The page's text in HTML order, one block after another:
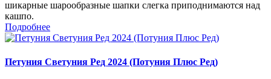
шикарные шарообразные шапки слегка приподнимаются над
кашпо.
Подробнее
Петуния Светуния Ред 2024 (Потуния Плюс Ред)